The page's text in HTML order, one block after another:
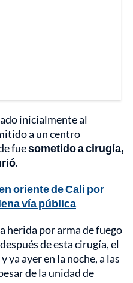
inicialmente al
a un centro
fuesometido a cirugía,
.
oriente de Cali por
vía pública
herida por arma de fuego
de esta cirugía, el
ayer en la noche, a las
de la unidad de